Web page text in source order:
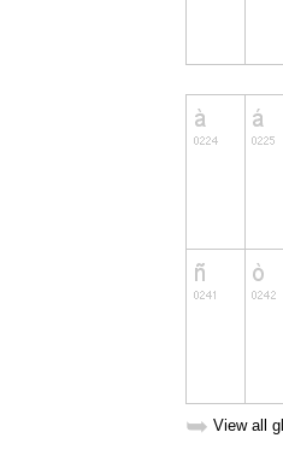
➥ View all